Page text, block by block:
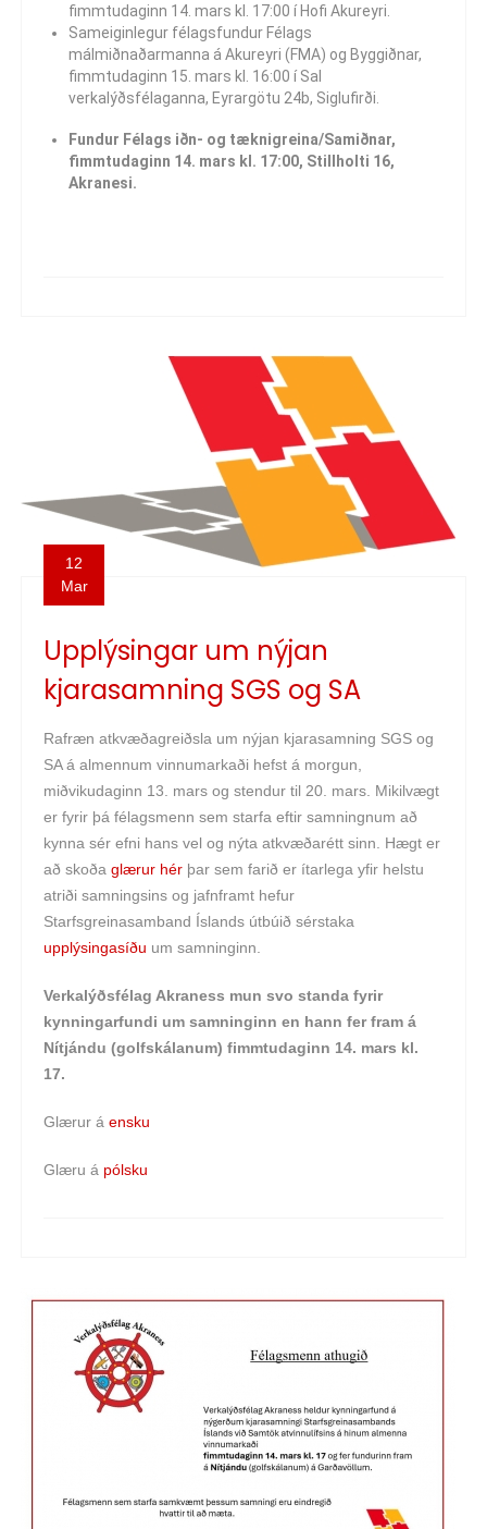
fimmtudaginn 14. mars kl. 17:00 í Hofi Akureyri.
Sameiginlegur félagsfundur Félags
málmiðnaðarmanna á Akureyri (FMA) og Byggiðnar,
fimmtudaginn 15. mars kl. 16:00 í Sal
verkalýðsfélaganna, Eyrargötu 24b, Siglufirði.
Fundur Félags iðn- og tæknigreina/Samiðnar,
fimmtudaginn 14. mars kl. 17:00, Stillholti 16,
Akranesi.
12
Mar
Upplýsingar um nýjan
kjarasamning SGS og SA
Rafræn atkvæðagreiðsla um nýjan kjarasamning SGS og
SA á almennum vinnumarkaði hefst á morgun,
miðvikudaginn 13. mars og stendur til 20. mars. Mikilvægt
er fyrir þá félagsmenn sem starfa eftir samningnum að
kynna sér efni hans vel og nýta atkvæðarétt sinn. Hægt er
að skoða glærur hér þar sem farið er ítarlega yfir helstu
atriði samningsins og jafnframt hefur
Starfsgreinasamband Íslands útbúið sérstaka
upplýsingasíðu um samninginn.
Verkalýðsfélag Akraness mun svo standa fyrir
kynningarfundi um samninginn en hann fer fram á
Nítjándu (golfskálanum) fimmtudaginn 14. mars kl.
17.
Glærur á ensku
Glæru á pólsku